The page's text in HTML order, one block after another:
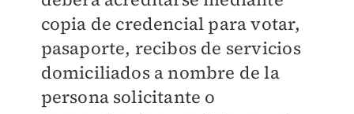
copia de credencial para votar,
pasaporte, recibos de servicios
domiciliados a nombre de la
persona solicitante o